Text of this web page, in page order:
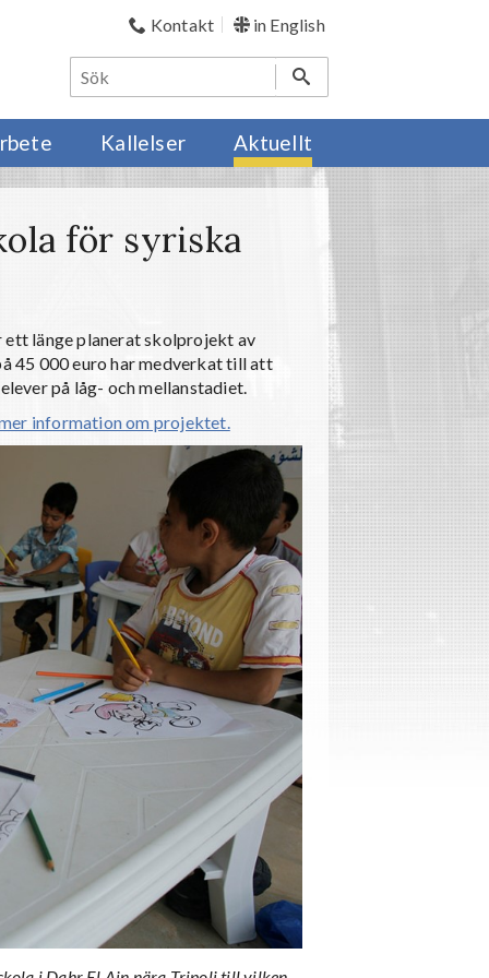
Kontakt in English
Kallelser Aktuellt
för syriska
ett länge planerat skolprojekt av
45 000 euro har medverkat till att
på låg- och mellanstadiet.
information om projektet.